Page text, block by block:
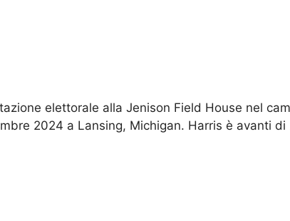
elettorale alla Jenison Field House nel
2024 a Lansing, Michigan. Harris è avanti di